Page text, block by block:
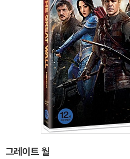
그레이트 월